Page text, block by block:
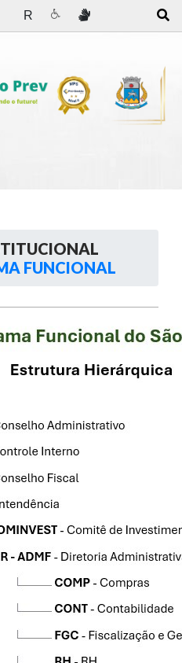
R
FUNCIONAL